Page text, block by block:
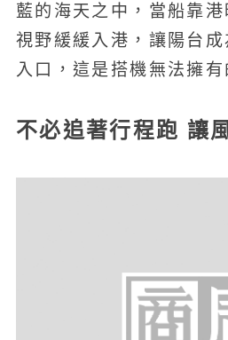
藍的海天之中，當船靠
視野緩緩入港，讓陽台
入口，這是搭機無法擁有
不必追著行程跑 讓